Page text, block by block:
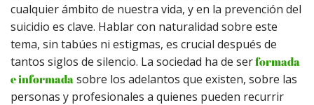
cualquier ámbito de nuestra vida, y en la prevención del
suicidio es clave. Hablar con naturalidad sobre este
tema, sin tabúes ni estigmas, es crucial después de
tantos siglos de silencio. La sociedad ha de serformada
e informadasobre los adelantos que existen, sobre las
personas y profesionales a quienes pueden recurrir